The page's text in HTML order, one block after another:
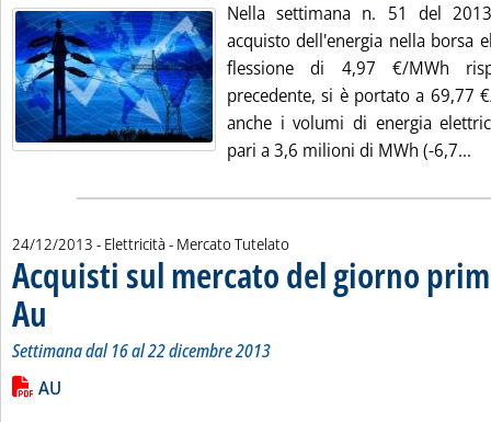
Nella settimana n. 51 del
acquisto dell'energia nella borsa
flessione di 4,97 €/MWh
precedente, si è portato a 69,77
anche i volumi di energia
pari a 3,6 milioni di MWh (-6,7...
24/12/2013 - Elettricità - Mercato Tutelato
Acquisti sul mercato del giorno
Au . Sottotitolo: Settimana dal 16 al 22 dicembre 2013
. Pubblicata martedì 24 dicembre 2013 alle 10.33.
Settimana dal 16 al 22 dicembre 2013
Leggi tutta la notizia: 'Acquisti sul mercato del giorno prima
Lista allegati PDF alla notizia
AU